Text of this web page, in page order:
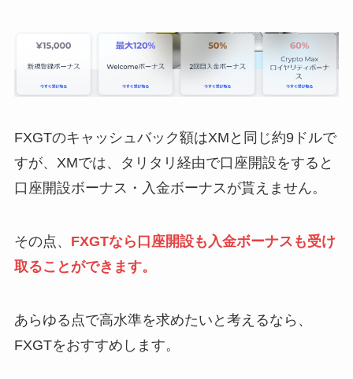
FXGTのキャッシュバック額はXMと同じ約9ドルで
すが、XMでは、タリタリ経由で口座開設をすると
口座開設ボーナス・入金ボーナスが貰えません。
その点、 FXGTなら口座開設も入金ボーナスも受け
取ることができます。
あらゆる点で高水準を求めたいと考えるなら、
FXGTをおすすめします。